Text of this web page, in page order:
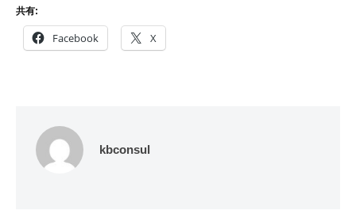
共有:
Facebook X
kbconsul